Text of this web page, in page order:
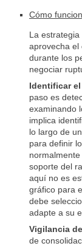
Cómo
La
aprovecha el
durante los
negociar
Identificar
paso es
examinando
implica
lo largo de
para definir
soporte del
aquí no es
gráfico para
debe
adapte a su
Vigilancia
de